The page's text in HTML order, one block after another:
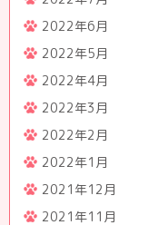
2022年6月
2022年5月
2022年4月
2022年3月
2022年2月
2022年1月
2021年12月
2021年11月